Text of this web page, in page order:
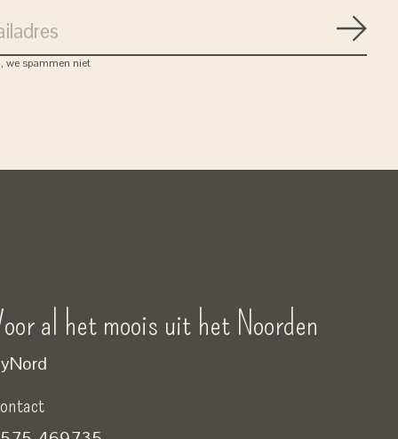
we spammen niet
al het moois uit het Noorden